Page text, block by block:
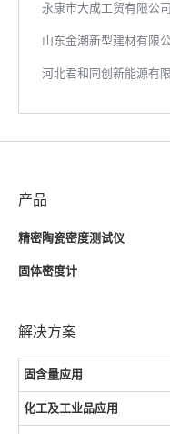
永康市大成工贸有限公
山东金潮新型建材有限
河北君和同创新能源有
产品
精密陶瓷密度测试仪
固体密度计
解决方案
固含量应用
化工及工业品应用